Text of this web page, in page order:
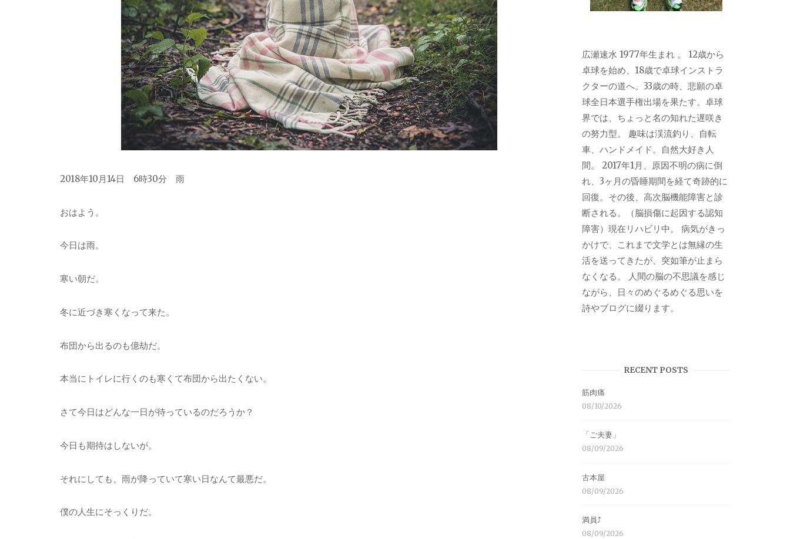
2018年10月14日 6時30分 雨
おはよう。
今日は雨。
寒い朝だ。
冬に近づき寒くなって来た。
布団から出るのも億劫だ。
本当にトイレに行くのも寒くて布団から出たくない。
さて今日はどんな一日が待っているのだろうか？
今日も期待はしないが。
それにしても、雨が降っていて寒い日なんて最悪だ。
僕の人生にそっくりだ。
広瀬速水 1977年生まれ 。 12歳から
卓球を始め、18歳で卓球インストラ
クターの道へ。33歳の時、悲願の卓
球全日本選手権出場を果たす。卓球
界では、ちょっと名の知れた遅咲き
の努力型。 趣味は渓流釣り、自転
車、ハンドメイド。自然大好き人
間。 2017年1月、原因不明の病に倒
れ、3ヶ月の昏睡期間を経て奇跡的に
回復。その後、高次脳機能障害と診
断される。（脳損傷に起因する認知
障害）現在リハビリ中。 病気がきっ
かけで、これまで文学とは無縁の生
活を送ってきたが、突如筆が止まら
なくなる。 人間の脳の不思議を感じ
ながら、日々のめぐるめぐる思いを
詩やブログに綴ります。
RECENT POSTS
筋肉痛
08/10/2026
「ご夫妻」
08/09/2026
古本屋
08/09/2026
満員⤴︎
08/09/2026